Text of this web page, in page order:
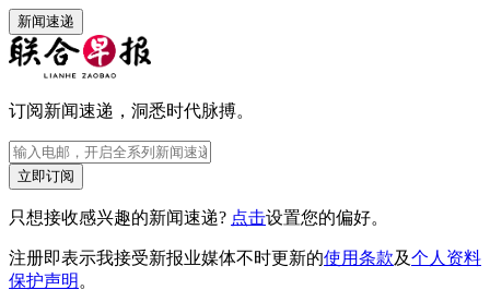
新闻速递
订阅新闻速递，洞悉时代脉搏。
立即订阅
只想接收感兴趣的新闻速递? 点击设置您的偏好。
注册即表示我接受新报业媒体不时更新的使用条款及个人资料
保护声明 。